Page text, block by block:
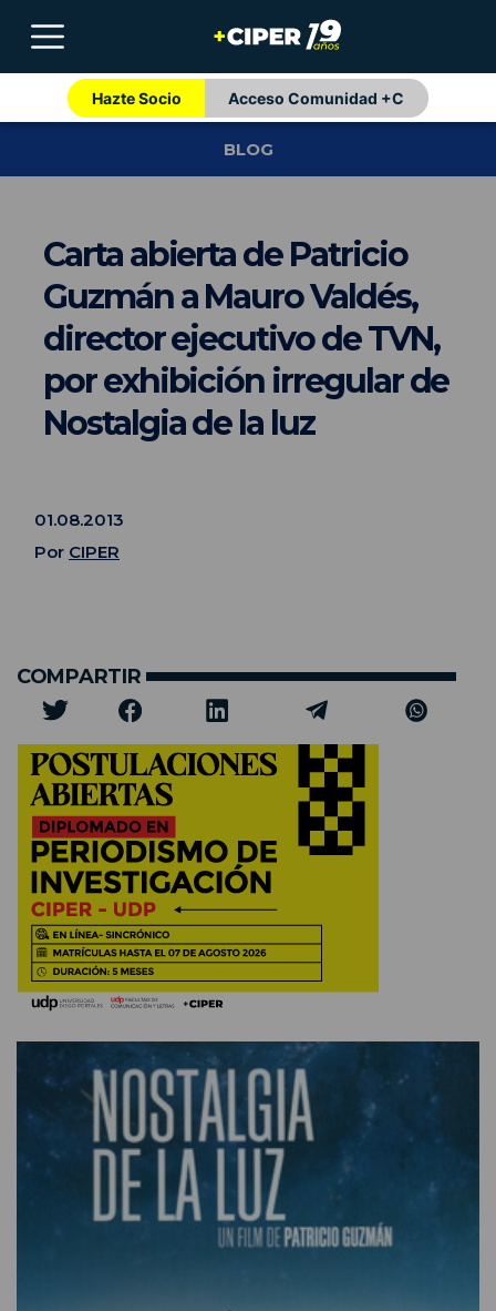
Hazte Socio Acceso Comunidad +C
BLOG
Carta abierta de Patricio
Guzmán a Mauro Valdés,
director ejecutivo de TVN,
por exhibición irregular de
Nostalgia de la luz
01.08.2013
Por CIPER
COMPARTIR